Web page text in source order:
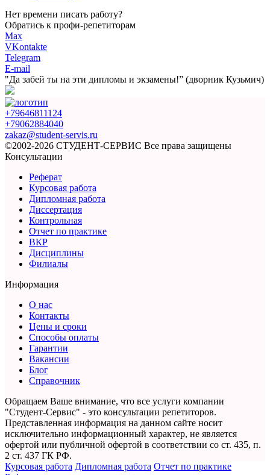
Нет времени писать работу?
Обратись к профи-репетиторам
Max
VKontakte
Telegram
E-mail
"Да забей ты на эти дипломы и экзамены!” (дворник Кузьмич)
+79646811124
+79062884040
zakaz@student-servis.ru
©2002-2026 СТУДЕНТ-СЕРВИС Все права защищены
Консультации
Реферат
Курсовая работа
Дипломная работа
Диссертация
Контрольная
Отчет по практике
ВКР
Дисциплины
Филиалы
Информация
О нас
Контакты
Цены и сроки
Способы оплаты
Гарантии
Вакансии
Блог
Справочник
Обращаем Ваше внимание, что все услуги компании
"Студент-Сервис" - это консультации репетиторов.
Представленная информация на данном сайте носит
исключительно информационный характер, не является
офертой или публичной офертой в соответствии со ст. 435, п.
2 ст. 437 ГК РФ.
Курсовая работа Дипломная работа Отчет по практике